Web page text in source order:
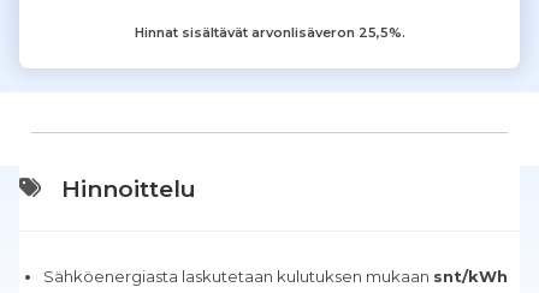
Hinnat sisältävät arvonlisäveron 25,5%.
Hinnoittelu
Sähköenergiasta laskutetaan kulutuksen mukaan snt/kWh